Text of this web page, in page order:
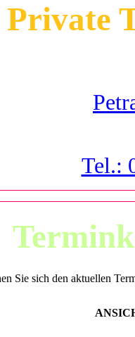
Private
Tel.:
Sie sich den aktuellen